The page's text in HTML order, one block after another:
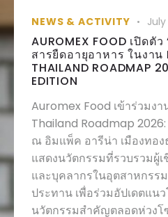
NEWS & ACTIVITY
AUROMEX FOOD เปิดตั
สารยืดอายุอาหาร ในงาน
THAILAND ROADMAP
EDITION
Auromex Food เข้าร่วมงา
Thailand Roadmap
ณ อิมแพ็ค อารีน่า เมืองทอ
แสดงนวัตกรรมที่รวบรวมผู้
และบุคลากรในอุตสาหกรร
ประทาน เพื่อร่วมอัปเดตแน
นวัตกรรมสำคัญตลอดห่วง